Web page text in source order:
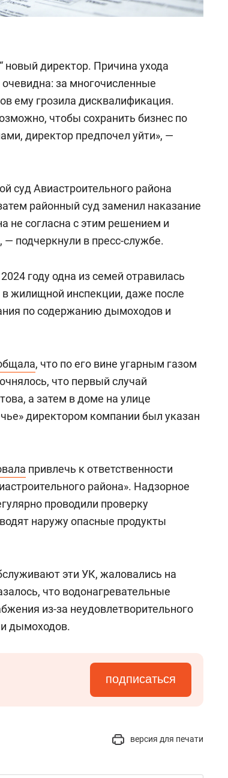
новый директор. Причина ухода
за многочисленные
ему грозила дисквалификация.
чтобы сохранить бизнес по
директор предпочел уйти», —
суд Авиастроительного района
районный суд заменил наказание
не согласна с этим решением и
— подчеркнули в пресс-службе.
году одна из семей отравилась
жилищной инспекции, даже после
по содержанию дымоходов и
, что по его вине угарным газом
что первый случай
а затем в доме на улице
директором компании был указан
привлечь к ответственности
района». Надзорное
проводили проверку
наружу опасные продукты
эти УК, жаловались на
что водонагревательные
из-за неудовлетворительного
дымоходов.
подписаться
версия для печати